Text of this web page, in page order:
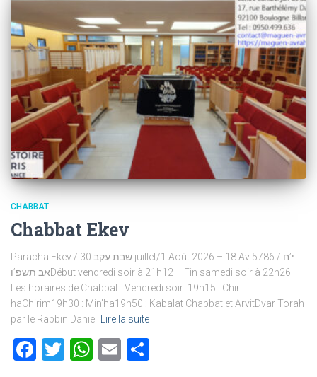
CHABBAT
Chabbat Ekev
Paracha Ekev / שבת עקב 30 juillet/1 Août 2026 – 18 Av 5786 / י’ח
אב תשפ’וDébut vendredi soir à 21h12 – Fin samedi soir à 22h26
Les horaires de Chabbat : Vendredi soir :19h15 : Chir
haChirim19h30 : Min’ha19h50 : Kabalat Chabbat et ArvitDvar Torah
par le Rabbin Daniel Lire la suite
Facebook
TwitterWhatsApp
Email